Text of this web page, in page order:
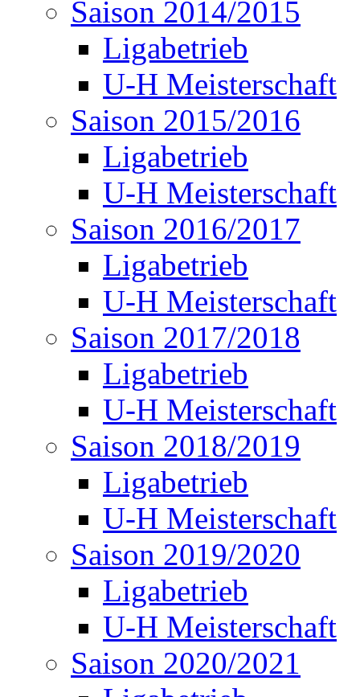
Saison 2014/2015
Ligabetrieb
U-H Meisterschaft
Saison 2015/2016
Ligabetrieb
U-H Meisterschaft
Saison 2016/2017
Ligabetrieb
U-H Meisterschaft
Saison 2017/2018
Ligabetrieb
U-H Meisterschaft
Saison 2018/2019
Ligabetrieb
U-H Meisterschaft
Saison 2019/2020
Ligabetrieb
U-H Meisterschaft
Saison 2020/2021